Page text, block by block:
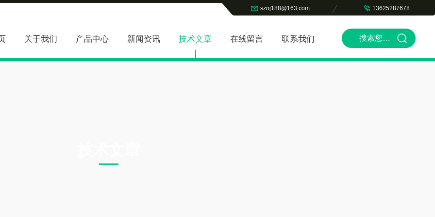
szrij188@163.com 13625287678
关于我们 产品中心 新闻资讯 技术文章 在线留言 联系我们